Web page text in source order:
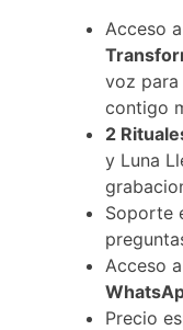
Acceso
voz
contigo
2
y Luna
Soporte
Acceso
Precio